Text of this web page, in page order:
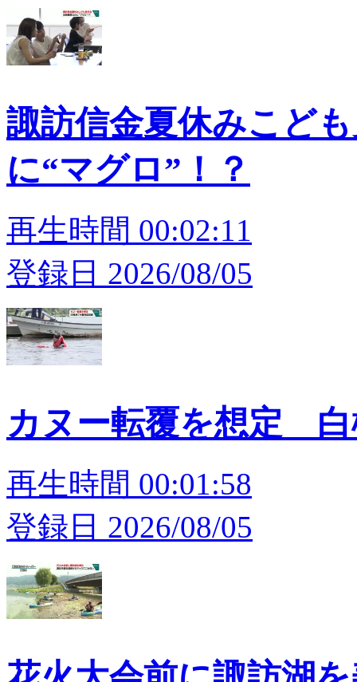
諏訪信金夏休みこど
に“マグロ”！？
再生時間 00:02:11
登録日 2026/08/05
カヌー転覆を想定 白
再生時間 00:01:58
登録日 2026/08/05